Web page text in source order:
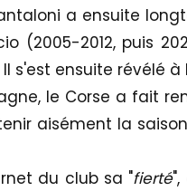
a ensuite
(2005-2012, puis
s'est ensuite révélé à
le Corse a fait
aisément la
du club sa "fierté